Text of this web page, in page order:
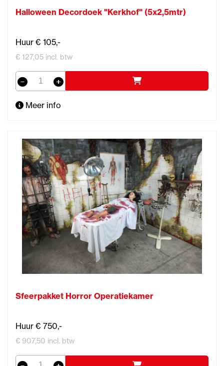
Halloween Decordoek "Kerkhof" (5x2,5mtr)
Huur € 105,-
€ 127,05 incl. btw
Meer info
Sfeerpakket Horror Operatiekamer
Huur € 750,-
€ 907,50 incl. btw